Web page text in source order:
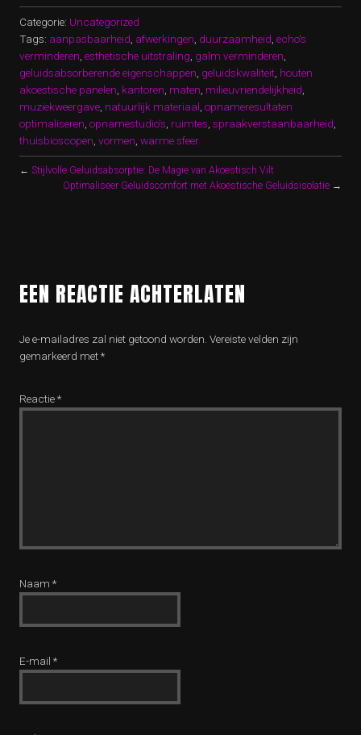
Categorie: Uncategorized
Tags: aanpasbaarheid afwerkingen duurzaamheid echo's
verminderen esthetische uitstraling galm verminderen
geluidsabsorberende eigenschappen geluidskwaliteit houten
akoestische panelen kantoren maten milieuvriendelijkheid
muziekweergave natuurlijk materiaal opnameresultaten
optimaliseren opnamestudio's ruimtes spraakverstaanbaarheid
thuisbioscopen vormen warme sfeer
← Stijlvolle Geluidsabsorptie: De Magie van Akoestisch Vilt
Optimaliseer Geluidscomfort met Akoestische Geluidsisolatie →
EEN REACTIE ACHTERLATEN
Je e-mailadres zal niet getoond worden. Vereiste velden zijn
gemarkeerd met*
Reactie*
Naam *
E-mail *